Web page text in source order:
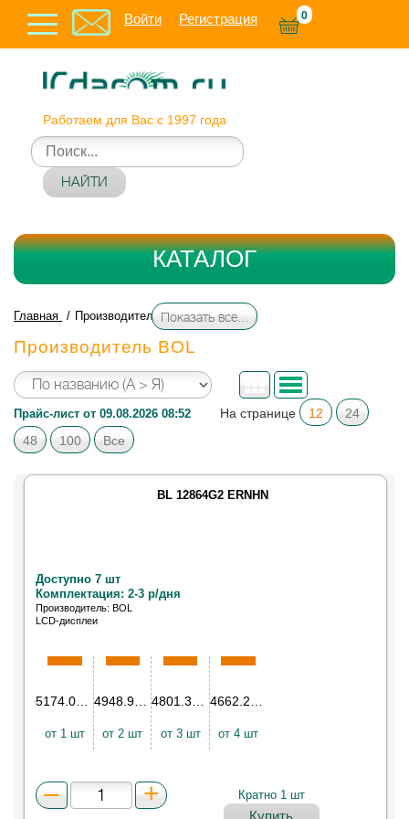
Войти Регистрация 0
Работаем для Вас с 1997 года
НАЙТИ
Главная Производитель BOL
Производитель BOL
Прайс-лист от 09.08.2026 08:52 На странице 12
24
48
100 Все
BL 12864G2 ERNHN
Доступно 7 шт
Комплектация: 2-3 р/дня
Производитель: BOL
LCD-дисплеи
₽
от 1 шт
₽
от 2 шт
₽
от 3 шт от 4 шт
Кратно 1 шт
Купить
КАТАЛОГ
Показать все...